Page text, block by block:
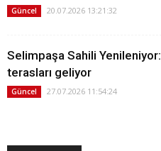
Güncel 20.07.2026 13:21:32
Selimpaşa Sahili
terasları geliyor
Güncel 27.07.2026 11:54:24